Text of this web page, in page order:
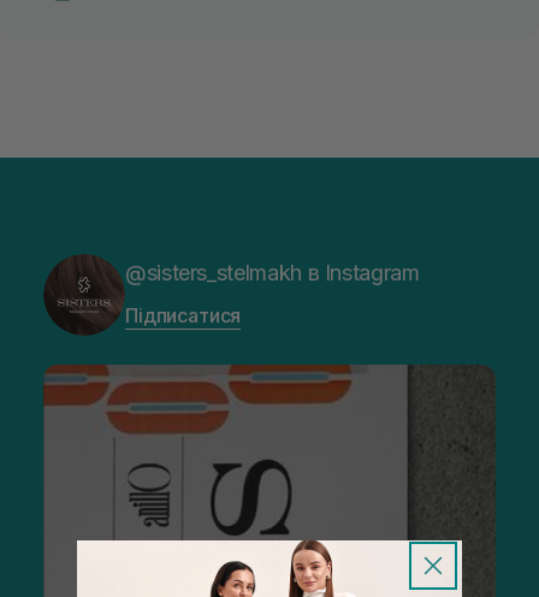
@sisters_stelmakh в Instagram
Підписатися